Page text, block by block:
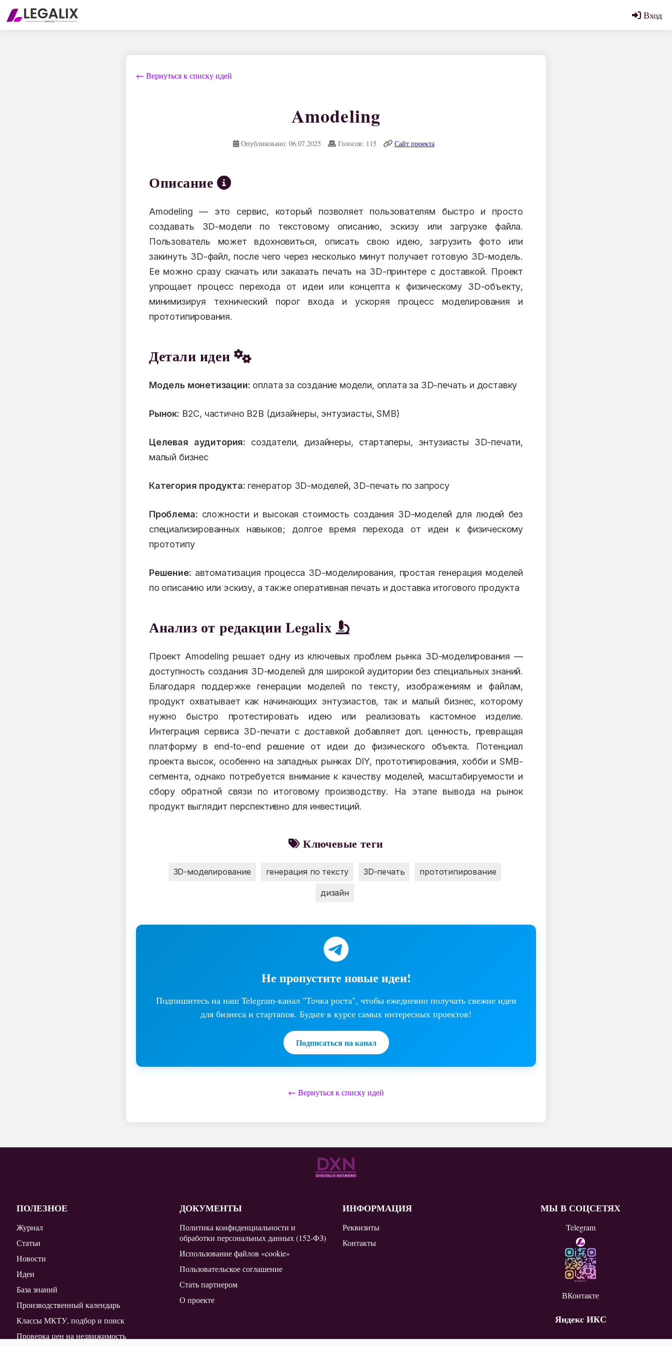
Вход
← Вернуться к списку идей
Amodeling
Опубликовано: 06.07.2025 Голосов: 115 Сайт проекта
Описание
Amodeling — это сервис, который позволяет пользователям быстро и просто
создавать 3D-модели по текстовому описанию, эскизу или загрузке файла.
Пользователь может вдохновиться, описать свою идею, загрузить фото или
закинуть 3D-файл, после чего через несколько минут получает готовую 3D-модель.
Ее можно сразу скачать или заказать печать на 3D-принтере с доставкой. Проект
упрощает процесс перехода от идеи или концепта к физическому 3D-объекту,
минимизируя технический порог входа и ускоряя процесс моделирования и
прототипирования.
Детали идеи
Модель монетизации: оплата за создание модели, оплата за 3D-печать и доставку
Рынок: B2C, частично B2B (дизайнеры, энтузиасты, SMB)
Целевая аудитория: создатели, дизайнеры, стартаперы, энтузиасты 3D-печати,
малый бизнес
Категория продукта: генератор 3D-моделей, 3D-печать по запросу
Проблема: сложности и высокая стоимость создания 3D-моделей для людей без
специализированных навыков; долгое время перехода от идеи к физическому
прототипу
Решение: автоматизация процесса 3D-моделирования, простая генерация моделей
по описанию или эскизу, а также оперативная печать и доставка итогового продукта
Анализ от редакции Legalix
Проект Amodeling решает одну из ключевых проблем рынка 3D-моделирования —
доступность создания 3D-моделей для широкой аудитории без специальных знаний.
Благодаря поддержке генерации моделей по тексту, изображениям и файлам,
продукт охватывает как начинающих энтузиастов, так и малый бизнес, которому
нужно быстро протестировать идею или реализовать кастомное изделие.
Интеграция сервиса 3D-печати с доставкой добавляет доп. ценность, превращая
платформу в end-to-end решение от идеи до физического объекта. Потенциал
проекта высок, особенно на западных рынках DIY, прототипирования, хобби и SMB-
сегмента, однако потребуется внимание к качеству моделей, масштабируемости и
сбору обратной связи по итоговому производству. На этапе вывода на рынок
продукт выглядит перспективно для инвестиций.
Ключевые теги
3D-моделирование генерация по тексту 3D-печать прототипирование
дизайн
Не пропустите новые идеи!
Подпишитесь на наш Telegram-канал "Точка роста", чтобы ежедневно получать свежие идеи
для бизнеса и стартапов. Будьте в курсе самых интересных проектов!
Подписаться на канал
← Вернуться к списку идей
ПОЛЕЗНОЕ
Журнал
Статьи
Новости
Идеи
База знаний
Производственный календарь
Классы МКТУ, подбор и поиск
Проверка цен на недвижимость
ДОКУМЕНТЫ
Политика конфиденциальности и
обработки персональных данных (152-ФЗ)
Использование файлов «cookie»
Пользовательское соглашение
Стать партнером
О проекте
ИНФОРМАЦИЯ
Реквизиты
Контакты
МЫ В СОЦСЕТЯХ
Telegram
ВКонтакте
Яндекс ИКС